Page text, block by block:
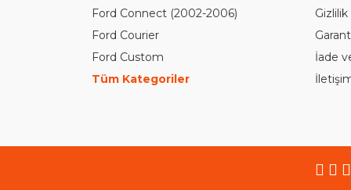
Ford Connect (2002-2006)
Ford Courier
Ford Custom
Tüm Kategoriler
İade